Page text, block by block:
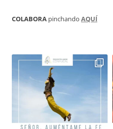
COLABORA pinchando AQUÍ